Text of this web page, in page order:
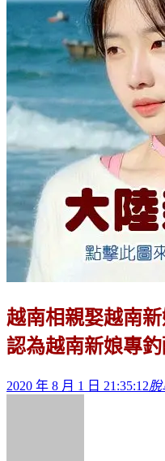
越南相親娶越南
認為越南新娘專釣
2020 年 8 月 1 日 21:35:12脫